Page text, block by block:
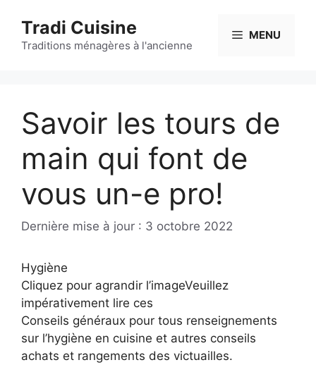
contenu
Tradi Cuisine
Traditions ménagères à l'ancienne
MENU
Savoir les tours de
main qui font de
vous un-e pro!
3 octobre 2022
Hygiène
Cliquez pour agrandir l’imageVeuillez
impérativement lire ces
Conseils généraux pour tous renseignements
sur l’hygiène en cuisine et autres conseils
achats et rangements des victuailles.